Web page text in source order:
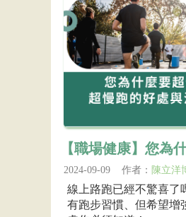
【職場健康】您為
2024-09-09 作者： 陳立洋
線上路跑已經不驚喜了
有跑步習慣、但希望增